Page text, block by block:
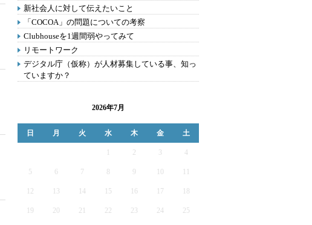
新社会人に対して伝えたいこと
「COCOA」の問題についての考察
Clubhouseを1週間弱やってみて
リモートワーク
デジタル庁（仮称）が人材募集している事、知っ
ていますか？
2026年7月
日 月 火 水 木 金 土
2 3 4
5 6 7 9
12 13 14 15 16 17
19 20 21 22 23 24 25